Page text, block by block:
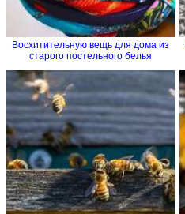
Восхитительную вещь для дома из
старого постельного белья